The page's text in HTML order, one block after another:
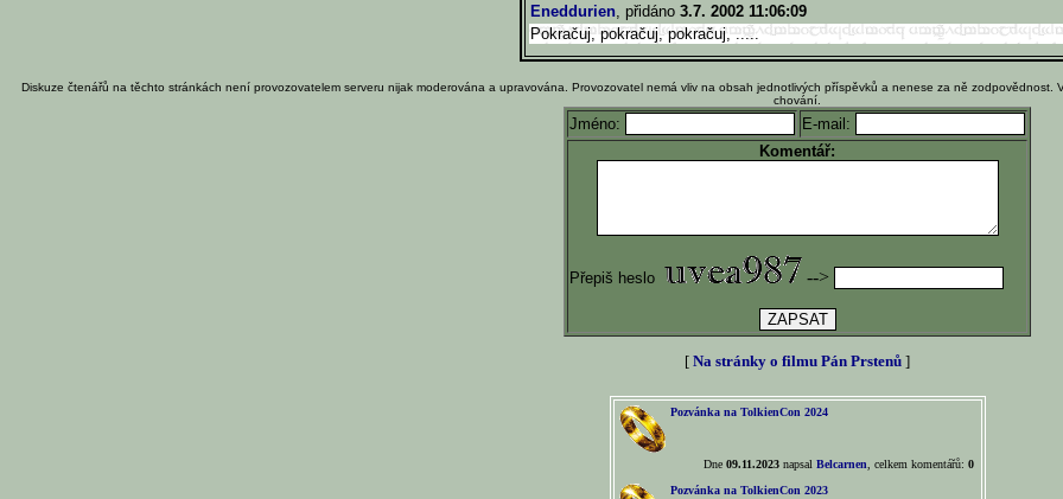
Eneddurien, přidáno 3.7. 2002 11:06:09
Pokračuj, pokračuj, pokračuj, .....
Diskuze čtenářů na těchto stránkách není provozovatelem serveru nijak moderována a upravována. Provozovatel nemá vliv na obsah jednotlivých příspěvků a nenese za ně
chování.
Jméno:
E-mail:
Komentář:
Přepiš heslo -->
[ Na stránky o filmu Pán Prstenů ]
Pozvánka na TolkienCon 2024
Dne 09.11.2023napsal Belcarnen , celkem komentářů: 0
Pozvánka na TolkienCon 2023